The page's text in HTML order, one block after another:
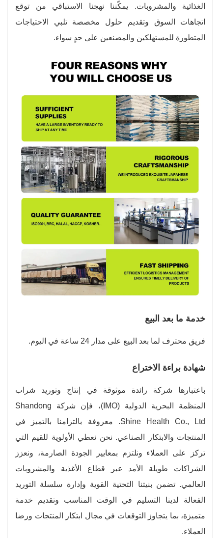
الغذائية والمشروبات. يمكّننا نهجنا الاستباقي من توقع
اتجاهات السوق وتقديم حلول مخصصة تلبي الاحتياجات
المتطورة للمستهلكين والمصنعين على حدٍ سواء.
خدمة ما بعد البيع
فريق محترف لما بعد البيع على مدار 24 ساعة في اليوم.
شهادة براءة الاختراع
باعتبارها شركة رائدة موثوقة في إنتاج وتوريد شراب
المنظمة البحرية الدولية (IMO)، فإن شركة Shandong
Shine Health Co., Ltd. معروفة بالتزامنا بالتميز في
المنتجات والابتكار الصناعي. نحن نعطي الأولوية للقيم التي
تركز على العملاء ونلتزم بمعايير الجودة الصارمة، ونعزز
الشراكات طويلة الأمد عبر قطاع الأغذية والمشروبات
العالمي. تضمن بنيتنا التحتية القوية وإدارة سلسلة التوريد
الفعالة لدينا التسليم في الوقت المناسب وتقديم خدمة
متميزة، بما يتجاوز التوقعات في مجال ابتكار المنتجات ورضا
العملاء.